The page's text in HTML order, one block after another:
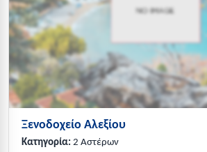
Ξενοδοχείο Αλεξίου
Κατηγορία: 2 Αστέρων